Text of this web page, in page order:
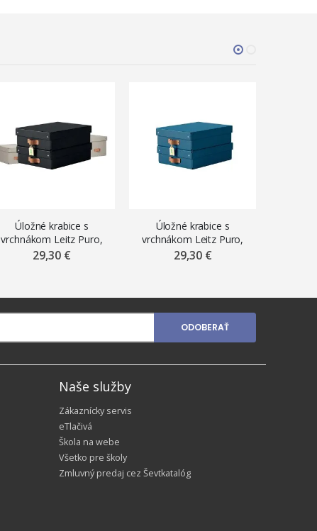
Úložné krabice s
vrchnákom Leitz Puro,
veľkosť M, nízke,
29,30 €
Úložné krabice s
vrchnákom Leitz Puro,
veľkosť M, nízke,
29,30 €
ODOBERAŤ
Naše služby
Zákaznícky servis
eTlačivá
Škola na webe
Všetko pre školy
Zmluvný predaj cez Ševtkatalóg